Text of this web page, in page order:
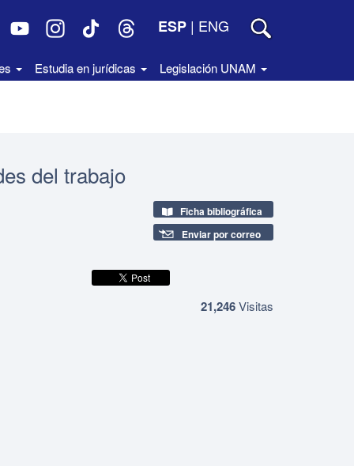
ESP | ENG
Estudia en jurídicas Legislación UNAM
del trabajo
Ficha bibliográfica
Enviar por correo
21,246Visitas